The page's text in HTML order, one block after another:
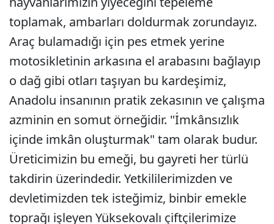
toplamak, ambarları doldurmak zorundayız.
Araç bulamadığı için pes etmek yerine
motosikletinin arkasına el arabasını bağlayıp
o dağ gibi otları taşıyan bu kardeşimiz,
Anadolu insanının pratik zekasının ve çalışma
azminin en somut örneğidir. "İmkânsızlık
içinde imkân oluşturmak" tam olarak budur.
Üreticimizin bu emeği, bu gayreti her türlü
takdirin üzerindedir. Yetkililerimizden ve
devletimizden tek isteğimiz, binbir emekle
toprağı işleyen Yüksekovalı çiftçilerimize